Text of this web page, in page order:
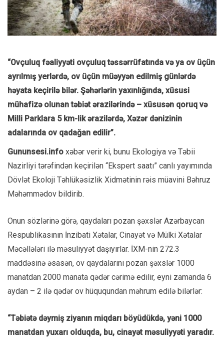
“Ovçuluq fəaliyyəti ovçuluq təssərrüfatında və ya ov üçün
ayrılmış yerlərdə, ov üçün müəyyən edilmiş günlərdə
həyata keçirilə bilər. Şəhərlərin yaxınlığında, xüsusi
mühafizə olunan təbiət ərazilərində – xüsusən qoruq və
Milli Parklara 5 km-lik ərazilərdə, Xəzər dənizinin
adalarında ov qadağan edilir”.
Gununsesi.info xəbər verir ki, bunu Ekologiya və Təbii
Nazirliyi tərəfindən keçirilən “Ekspert saatı” canlı yayımında
Dövlət Ekoloji Təhlükəsizlik Xidmətinin rəis müavini Bəhruz
Məhəmmədov bildirib.
Onun sözlərinə görə, qaydaları pozan şəxslər Azərbaycan
Respublikasının İnzibati Xətalar, Cinayət və Mülki Xətalar
Məcəllələri ilə məsuliyyət daşıyırlar. İXM-nin 272.3
maddəsinə əsasən, ov qaydalarını pozan şəxslər 1000
manatdan 2000 manata qədər cərimə edilir, eyni zamanda 6
aydan – 2 ilə qədər ov hüququndan məhrum edilə bilərlər:
“Təbiətə dəymiş ziyanın miqdarı böyüdükdə, yəni 1000
manatdan yuxarı olduqda, bu, cinayət məsuliyyəti yaradır.